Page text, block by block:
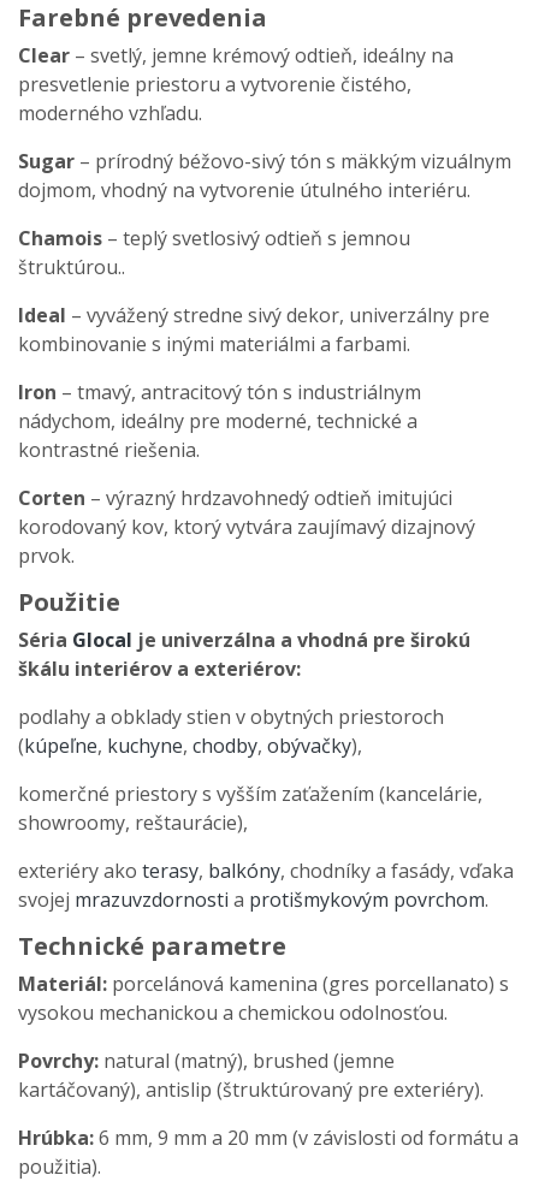
Farebné prevedenia
Clear – svetlý, jemne krémový odtieň, ideálny na
presvetlenie priestoru a vytvorenie čistého,
moderného vzhľadu.
Sugar – prírodný béžovo-sivý tón s mäkkým vizuálnym
dojmom, vhodný na vytvorenie útulného interiéru.
Chamois – teplý svetlosivý odtieň s jemnou
štruktúrou..
Ideal – vyvážený stredne sivý dekor, univerzálny pre
kombinovanie s inými materiálmi a farbami.
Iron – tmavý, antracitový tón s industriálnym
nádychom, ideálny pre moderné, technické a
kontrastné riešenia.
Corten – výrazný hrdzavohnedý odtieň imitujúci
korodovaný kov, ktorý vytvára zaujímavý dizajnový
prvok.
Použitie
Séria Glocal je univerzálna a vhodná pre širokú
škálu interiérov a exteriérov:
podlahy a obklady stien v obytných priestoroch
(kúpeľne, kuchyne, chodby, obývačky),
komerčné priestory s vyšším zaťažením (kancelárie,
showroomy, reštaurácie),
exteriéry ako terasy, balkóny, chodníky a fasády, vďaka
svojej mrazuvzdornosti a protišmykovým povrchom.
Technické parametre
Materiál: porcelánová kamenina (gres porcellanato) s
vysokou mechanickou a chemickou odolnosťou.
Povrchy: natural (matný), brushed (jemne
kartáčovaný), antislip (štruktúrovaný pre exteriéry).
Hrúbka:6 mm, 9 mm a 20 mm (v závislosti od formátu a
použitia).